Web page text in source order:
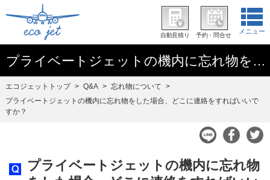
メニュー
予約・問合せ
自動見積り
プライベートジェットの機内に忘れ物をした場合、どこに連絡をすればいいですか？
エコジェットトップ Q&A
忘れ物について
プライベートジェットの機内に忘れ物をした場合、どこに連絡をすればいいで
すか？
プライベートジェットの機内に忘れ物